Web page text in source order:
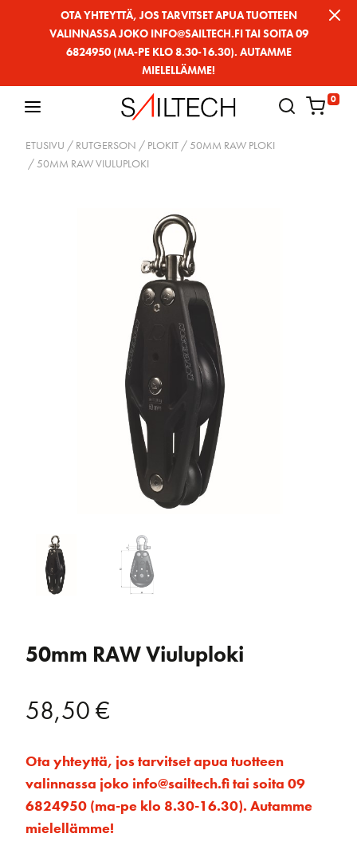
OTA YHTEYTTÄ, JOS TARVITSET APUA TUOTTEEN
VALINNASSA JOKO INFO@SAILTECH.FI TAI SOITA 09
6824950 (MA-PE KLO 8.30-16.30). AUTAMME
MIELELLÄMME!
0
ETUSIVU / RUTGERSON / PLOKIT /50MM RAW PLOKI
/ 50MM RAW VIULUPLOKI
50mm RAW Viuluploki
58,50€
Ota yhteyttä, jos tarvitset apua tuotteen
valinnassa joko info@sailtech.fi tai soita 09
6824950 (ma-pe klo 8.30-16.30). Autamme
mielellämme!